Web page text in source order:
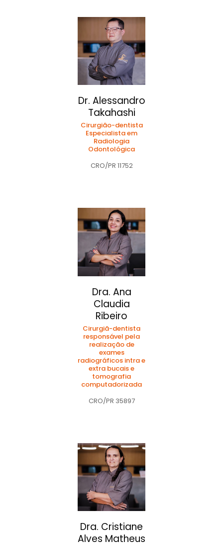
Dr. Alessandro
Takahashi
Cirurgião-dentista
Especialista em
Radiologia
Odontológica
CRO/PR 11752
Dra. Ana
Claudia
Ribeiro
Cirurgiã-dentista
responsável pela
realização de
exames
radiográficos intra e
extra bucais e
tomografia
computadorizada
CRO/PR 35897
Dra. Cristiane
Alves Matheus